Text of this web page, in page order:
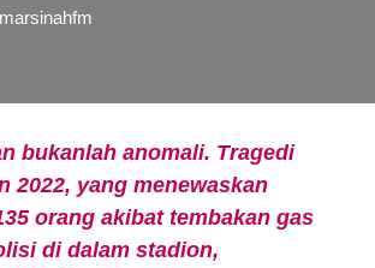
bukanlah anomali. Tragedi
2022, yang menewaskan
orang akibat tembakan gas
di dalam stadion,